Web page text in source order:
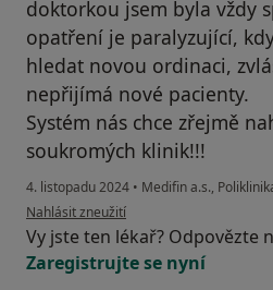
doktorkou jsem byla vždy
opatření je paralyzující,
hledat novou ordinaci,
nepřijímá nové pacienty.
Systém nás chce zřejmě
soukromých klinik!!!
4. listopadu 2024 • Medifin a.s.,
podle názoru uživatele KK
Nahlásit zneužití
Vy jste ten lékař? Odpovězte
Zaregistrujte se nyní